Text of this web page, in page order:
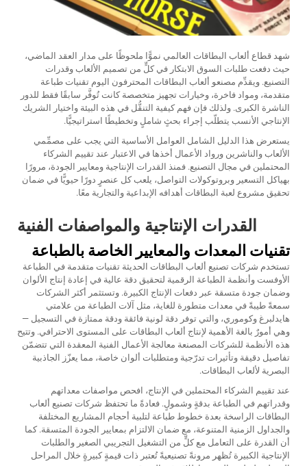
شهد قطاع ألعاب البطاقات العالمي نموًّا ملحوظًا على مدار العقد الماضي،
حيث دفعت طلبات السوق الابتكار في كلٍّ من تصميم الألعاب وقدرات
التصنيع. ويقدِّم مصنعو ألعاب البطاقات المحترفون اليوم تقنيات طباعة
متقدمة، ومواد فاخرة، وخيارات تجهيز متخصصة كانت تُوفَّر سابقًا فقط للدور
الناشرة الكبرى. ولذلك فإن فهم كيفية التنقُّل في هذه البيئة واختيار الشريك
الإنتاجي الأنسب يتطلّب إجراء بحثٍ شاملٍ وتخطيطًا استراتيجيًّا.
يستعرض هذا الدليل الشامل العوامل الأساسية التي يجب على مصمِّمي
الألعاب والناشرين ورواد الأعمال أخذها في الاعتبار عند تقييم الشركاء
المحتملين في مجال التصنيع. فمنذ القدرات الإنتاجية ومعايير الجودة، مرورًا
بهياكل التسعير وبروتوكولات التواصل، يلعب كل عنصرٍ دورًا حيويًّا في ضمان
تحقيق مشروع لعبة البطاقات أهدافه الإبداعية والتجارية معًا.
القدرات الإنتاجية والمواصفات الفنية
تقنيات المعدات والمعايير الخاصة بالطباعة
تستخدم شركات تصنيع ألعاب البطاقات الحديثة تقنيات متقدمة في الطباعة
الأوفست وأنظمة الطباعة الرقمية لتحقيق دقة عالية في إعادة إنتاج الألوان
وضمان جودة متسقة عبر دفعات الإنتاج الكبيرة. وتستثمر أكثر الشركات
سمعةً طيبةً في معدات متطورة للغاية، مثل آلات الطباعة من علامتي
هايدلبرغ وكوموري، والتي توفر دقة لونية فائقة ودقة ممتازة في التسجيل —
وهي أمورٌ بالغة الأهمية لإنتاج ألعاب البطاقات على المستوى الاحترافي. وتتيح
هذه الأنظمة للشركات المصنعة معالجة الأعمال الفنية المعقدة التي تتضمّن
تفاصيل دقيقة وتأثيرات تدرّجية ومتطلبات ألوان خاصة، مما يعزّز الجاذبية
البصرية لألعاب البطاقات.
عند تقييم الشركاء المحتملين في الإنتاج، افحص مواصفات معداتهم
وقدراتهم في الطباعة بدقةٍ وشمولٍ. فعادةً ما تحتفظ شركات تصنيع ألعاب
البطاقات الراسخة بعدة خطوط طباعة لتلبية أحجام المشاريع المختلفة
والجداول الزمنية المتنوعة، مع ضمان الالتزام بمعايير الجودة المتسقة. كما
أن القدرة على التعامل مع كلٍّ من التشغيل التجريبي الصغير والطلبات
الإنتاجية الكبيرة تُظهر مرونةً تصنيعيةً تُعتبر ذات قيمةٍ كبيرةٍ خلال المراحل